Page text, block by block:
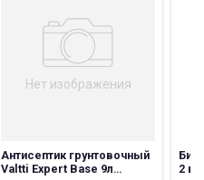
Нет изображения
Антисептик грунтовочный
Valtti Expert Base 9л
2 в